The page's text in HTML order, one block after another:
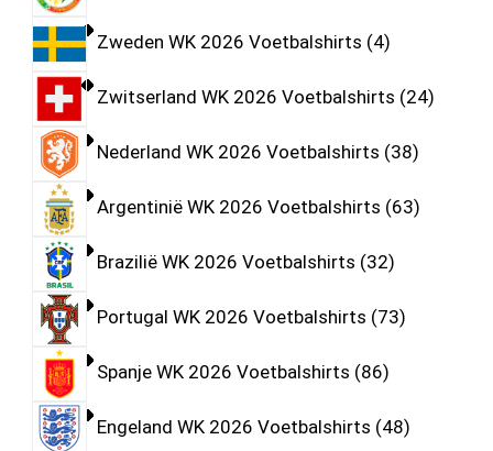
Zweden WK 2026 Voetbalshirts 4
Zwitserland WK 2026 Voetbalshirts 24
Nederland WK 2026 Voetbalshirts 38
Argentinië WK 2026 Voetbalshirts 63
Brazilië WK 2026 Voetbalshirts 32
Portugal WK 2026 Voetbalshirts 73
Spanje WK 2026 Voetbalshirts 86
Engeland WK 2026 Voetbalshirts 48